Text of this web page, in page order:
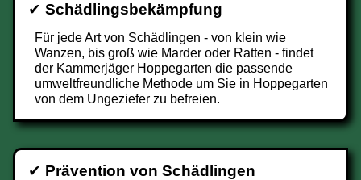
✔ Schädlingsbekämpfung
Für jede Art von Schädlingen - von klein wie
Wanzen, bis groß wie Marder oder Ratten - findet
der Kammerjäger Hoppegarten die passende
umweltfreundliche Methode um Sie in Hoppegarten
von dem Ungeziefer zu befreien.
✔ Prävention von Schädlingen